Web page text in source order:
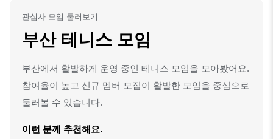
관심사 모임 둘러보기
부산 테니스 모임
부산에서 활발하게 운영 중인 테니스 모임을 모아봤어요.
참여율이 높고 신규 멤버 모집이 활발한 모임을 중심으로
둘러볼 수 있습니다.
이런 분께 추천해요.